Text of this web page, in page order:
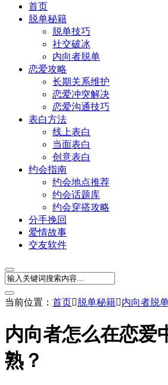
首页
脱单秘籍
脱单技巧
社交破冰
内向者脱单
恋爱攻略
长期关系维护
恋爱冲突解决
恋爱沟通技巧
表白方法
线上表白
当面表白
创意表白
约会指南
约会地点推荐
约会话题库
约会穿搭攻略
分手挽回
爱情故事
交友软件
当前位置： 首页脱单秘籍内向者脱
内向者怎么在恋爱
熟？